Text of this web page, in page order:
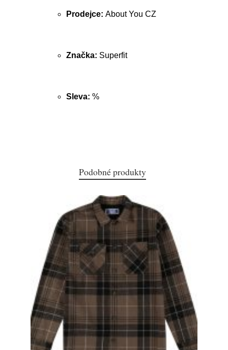
Prodejce: About You CZ
Značka: Superfit
Sleva: %
Podobné produkty